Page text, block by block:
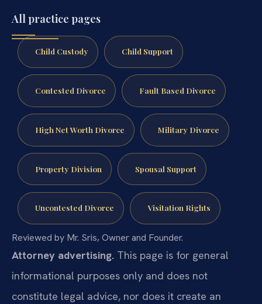
All practice pages
Child Custody Child Support
Contested Divorce Fault Based Divorce
High Net Worth Divorce Military Divorce
Property Division Spousal Support
Uncontested Divorce Visitation Rights
Reviewed by Mr. Sris, Owner and Founder.
Attorney advertising. This page is for general
informational purposes only and does not
constitute legal advice, nor does it create an